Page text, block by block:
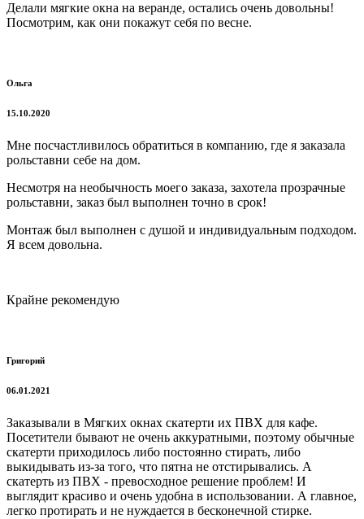
Делали мягкие окна на веранде, остались очень довольны!
Посмотрим, как они покажут себя по весне.
Ольга
15.10.2020
Мне посчастливилось обратиться в компанию, где я заказала
рольставни себе на дом.
Несмотря на необычность моего заказа, захотела прозрачные
рольставни, заказ был выполнен точно в срок!
Монтаж был выполнен с душой и индивидуальным подходом.
Я всем довольна.
Крайне рекомендую
Григорий
06.01.2021
Заказывали в Мягких окнах скатерти их ПВХ для кафе.
Посетители бывают не очень аккуратными, поэтому обычные
скатерти приходилось либо постоянно стирать, либо
выкидывать из-за того, что пятна не отстирывались. А
скатерть из ПВХ - превосходное решение проблем! И
выглядит красиво и очень удобна в использовании. А главное,
легко протирать и не нуждается в бесконечной стирке.